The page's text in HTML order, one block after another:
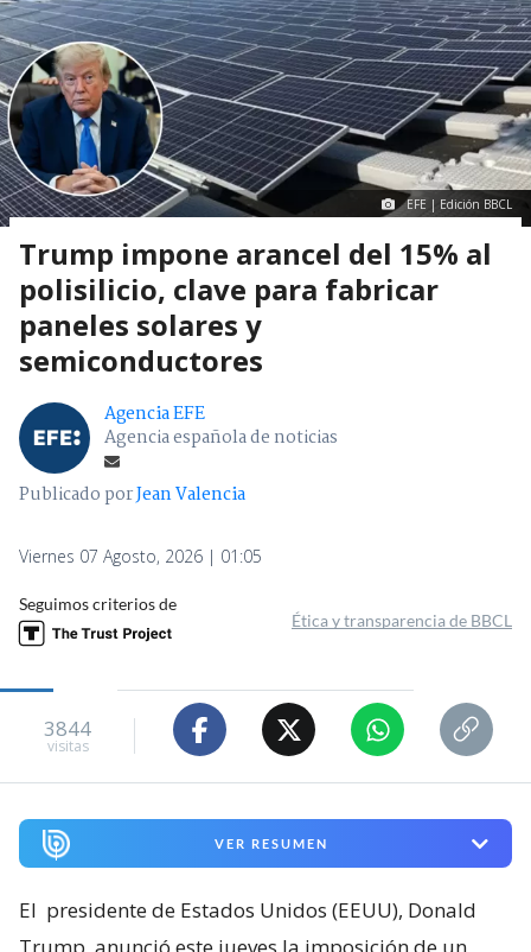
EFE | Edición BBCL
Trump impone arancel del 15% al
polisilicio, clave para fabricar
paneles solares y
semiconductores
Agencia EFE
Agencia española de noticias
Publicado porJean Valencia
Viernes 07 Agosto, 2026 | 01:05
Seguimos criterios de
Ética y transparencia de BBCL
3844
visitas
VER RESUMEN
El presidente de Estados Unidos (EEUU), Donald